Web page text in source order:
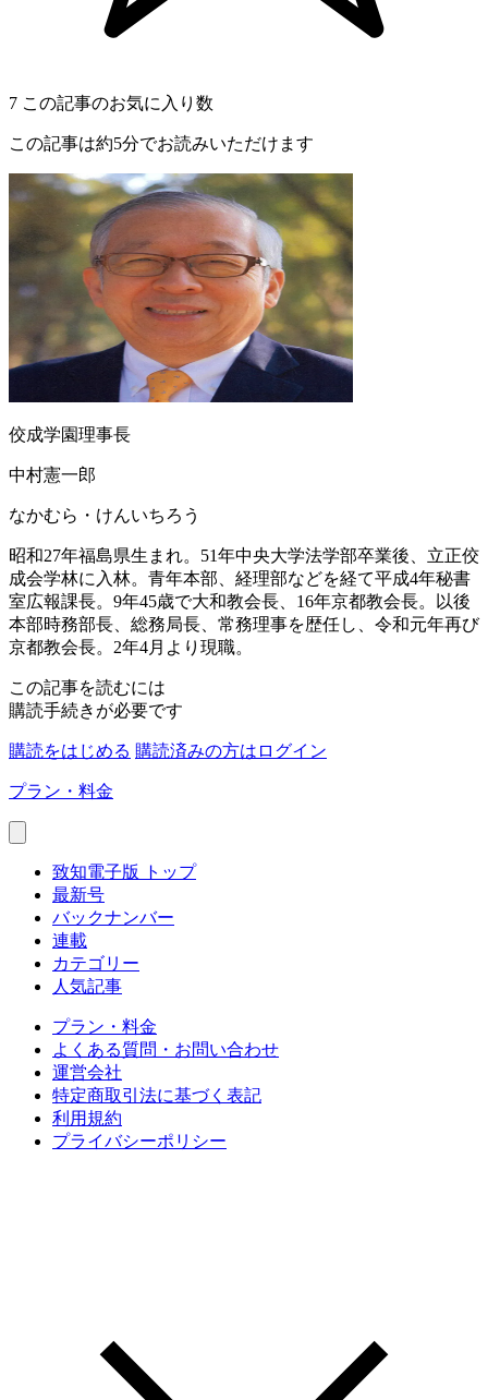
7 この記事のお気に入り数
この記事は約5分でお読みいただけます
佼成学園理事長
中村憲一郎
なかむら・けんいちろう
昭和27年福島県生まれ。51年中央大学法学部卒業後、立正佼
成会学林に入林。青年本部、経理部などを経て平成4年秘書
室広報課長。9年45歳で大和教会長、16年京都教会長。以後
本部時務部長、総務局長、常務理事を歴任し、令和元年再び
京都教会長。2年4月より現職。
この記事を読むには
購読手続きが必要です
購読をはじめる 購読済みの方はログイン
プラン・料金
致知電子版 トップ
最新号
バックナンバー
連載
カテゴリー
人気記事
プラン・料金
よくある質問・お問い合わせ
運営会社
特定商取引法に基づく表記
利用規約
プライバシーポリシー